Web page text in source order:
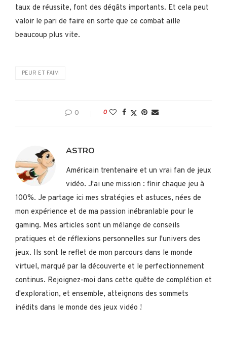
taux de réussite, font des dégâts importants. Et cela peut
valoir le pari de faire en sorte que ce combat aille
beaucoup plus vite.
PEUR ET FAIM
0 0
ASTRO
Américain trentenaire et un vrai fan de jeux
vidéo. J'ai une mission : finir chaque jeu à
100%. Je partage ici mes stratégies et astuces, nées de
mon expérience et de ma passion inébranlable pour le
gaming. Mes articles sont un mélange de conseils
pratiques et de réflexions personnelles sur l'univers des
jeux. Ils sont le reflet de mon parcours dans le monde
virtuel, marqué par la découverte et le perfectionnement
continus. Rejoignez-moi dans cette quête de complétion et
d'exploration, et ensemble, atteignons des sommets
inédits dans le monde des jeux vidéo !